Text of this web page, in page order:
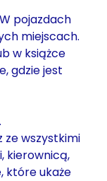
pojazdach
miejscach.
w książce
gdzie jest
ze wszystkimi
kierownicą,
które ukaże